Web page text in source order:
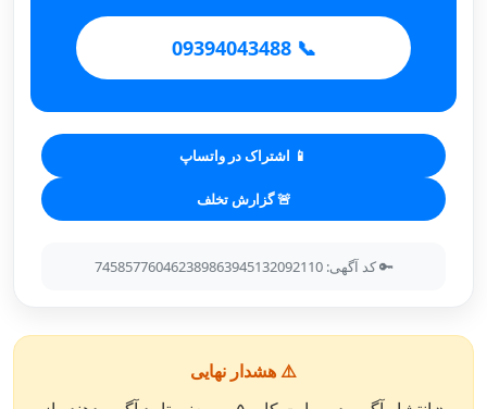
📞 09394043488
📱 اشتراک در واتساپ
🚨 گزارش تخلف
🔑 کد آگهی: 745857760462389863945132092110
⚠️ هشدار نهایی